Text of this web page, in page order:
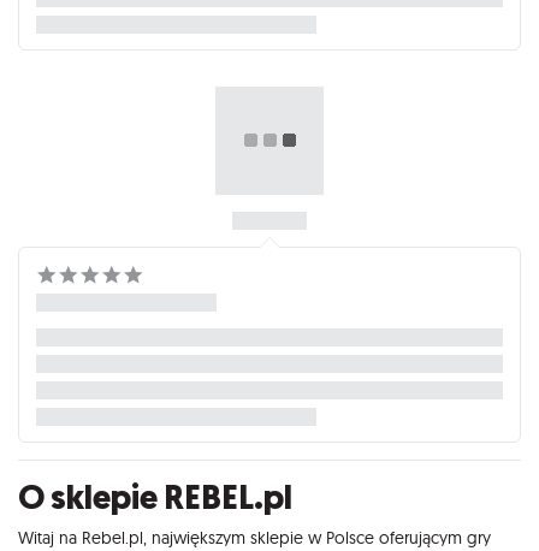
O sklepie REBEL.pl
Witaj na Rebel.pl, największym sklepie w Polsce oferującym gry